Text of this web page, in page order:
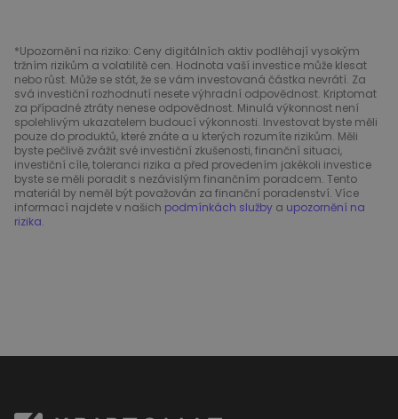
*Upozornění na riziko: Ceny digitálních aktiv podléhají vysokým
tržním rizikům a volatilitě cen. Hodnota vaší investice může klesat
nebo růst. Může se stát, že se vám investovaná částka nevrátí. Za
svá investiční rozhodnutí nesete výhradní odpovědnost. Kriptomat
za případné ztráty nenese odpovědnost. Minulá výkonnost není
spolehlivým ukazatelem budoucí výkonnosti. Investovat byste měli
pouze do produktů, které znáte a u kterých rozumíte rizikům. Měli
byste pečlivě zvážit své investiční zkušenosti, finanční situaci,
investiční cíle, toleranci rizika a před provedením jakékoli investice
byste se měli poradit s nezávislým finančním poradcem. Tento
materiál by neměl být považován za finanční poradenství. Více
informací najdete v našich podmínkách služby a upozornění na
rizika.